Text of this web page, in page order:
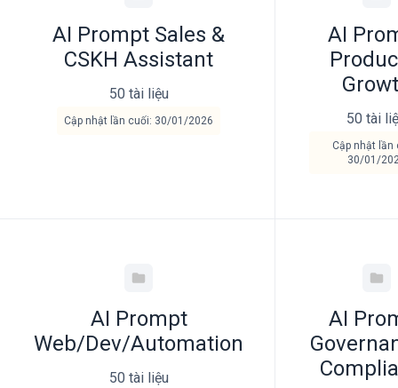
AI Prompt Sales &
CSKH Assistant
50 tài liệu
Cập nhật lần cuối: 30/01/2026
AI
50 tài
Cập nhật lần
30/01/
AI Prompt
Web/Dev/Automation
50 tài liệu
AI